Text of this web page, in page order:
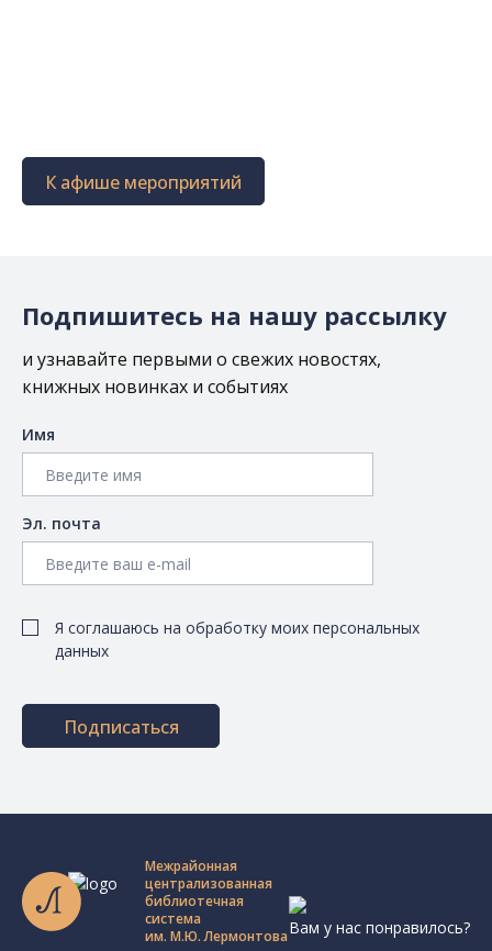
К афише мероприятий
Подпишитесь на нашу рассылку
и узнавайте первыми о свежих новостях,
книжных новинках и событиях
Имя
Эл. почта
Я соглашаюсь на обработку моих персональных
данных
Подписаться
Межрайонная
централизованная
библиотечная
система
им. М.Ю. ЛермонтоваВам у нас понравилось?